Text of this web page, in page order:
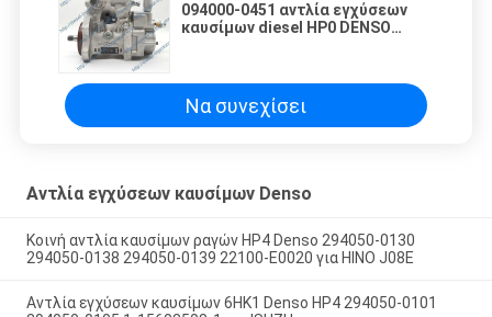
094000-0451 αντλία εγχύσεων
καυσίμων diesel HP0 DENSO
Να συνεχίσει
Αντλία εγχύσεων καυσίμων Denso
Κοινή αντλία καυσίμων ραγών HP4 Denso 294050-0130
294050-0138 294050-0139 22100-E0020 για HINO J08E
Αντλία εγχύσεων καυσίμων 6HK1 Denso HP4 294050-0101